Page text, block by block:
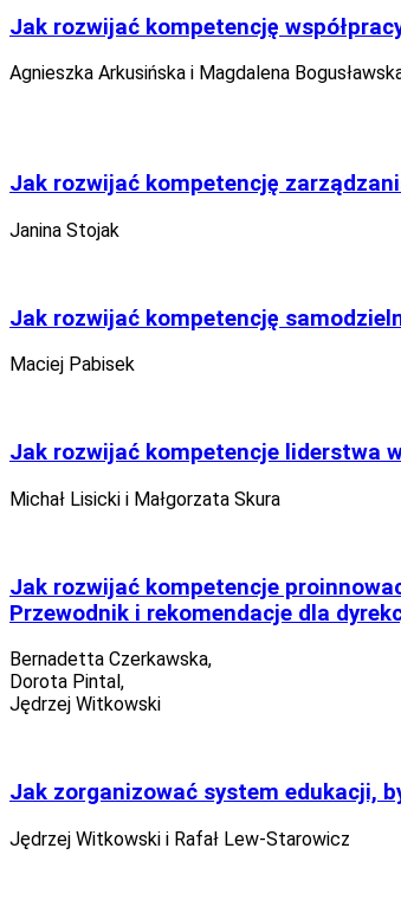
Jak rozwijać kompetencję
Agnieszka Arkusińska i Magdalena
Jak rozwijać kompetencję
Janina Stojak
Jak rozwijać kompetencję
Maciej Pabisek
Jak rozwijać kompetencje liderstwa
Michał Lisicki i Małgorzata Skura
Jak rozwijać kompetencje
Przewodnik i rekomendacje dla
Bernadetta Czerkawska,
Dorota Pintal,
Jędrzej Witkowski
Jak zorganizować system edukacji,
Jędrzej Witkowski i Rafał Lew-Starowicz